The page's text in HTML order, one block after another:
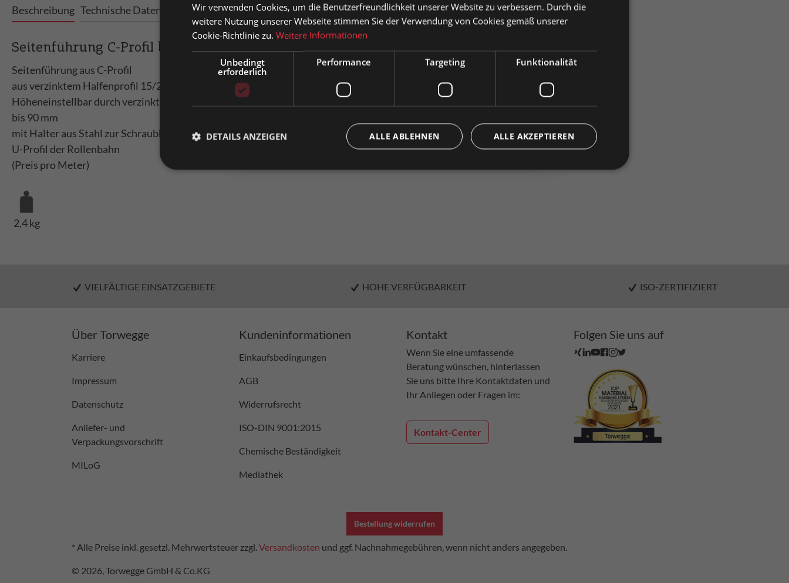
Beschreibung Technische Daten Varianten
Seitenführung C-Profil beidseitig
Seitenführung aus C-Profil
aus verzinktem Halfenprofil 15/28/15/2,3 mm
Höheneinstellbar durch verzinkten Rundstahlbügel
bis 90 mm
mit Halter aus Stahl zur Schraubbefestigung am
U-Profil der Rollenbahn
(Preis pro Meter)
2,4 kg
Zum Merkzettel hinzufügen
Fragen zum Produkt
VIELFÄLTIGE EINSATZGEBIETE HOHE VERFÜGBARKEIT ISO-ZERTIFIZIERT
Über Torwegge
Karriere
Impressum
Datenschutz
Anliefer- und
Verpackungsvorschrift
MILoG
Kundeninformationen
Einkaufsbedingungen
AGB
Widerrufsrecht
ISO-DIN 9001:2015
Chemische Beständigkeit
Mediathek
Kontakt
Wenn Sie eine umfassende
Beratung wünschen, hinterlassen
Sie uns bitte Ihre Kontaktdaten und
Ihr Anliegen oder Fragen im:
Kontakt-Center
Folgen Sie uns auf
Bestellung widerrufen
* Alle Preise inkl. gesetzl. Mehrwertsteuer zzgl.Versandkosten und ggf. Nachnahmegebühren, wenn nicht anders angegeben.
© 2026, Torwegge GmbH & Co.KG
Preisauszeichnung
Privatkunden können Preise mit MwSt. (brutto) und Geschäftskunden
Preise ohne MwSt. (netto) angezeigt werden.
Bitte wählen Sie Ihre bevorzugte Einstellung:
Privatkunde Geschäftskunde
Wir verwenden Cookies, um die Benutzerfreundlichkeit unserer Website zu verbessern. Durch die
weitere Nutzung unserer Webseite stimmen Sie der Verwendung von Cookies gemäß unserer
Cookie-Richtlinie zu. Weitere Informationen
Unbedingt
erforderlich
Performance Targeting Funktionalität
ALLE AKZEPTIEREN
ALLE ABLEHNEN
DETAILS ANZEIGEN